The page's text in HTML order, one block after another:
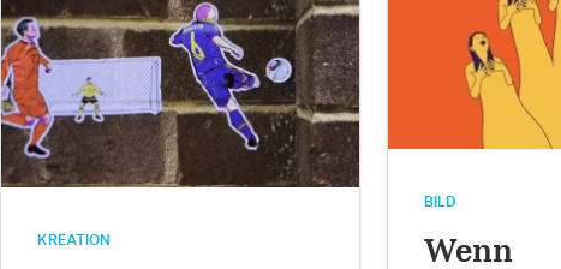
KREATION
BILD
Wenn